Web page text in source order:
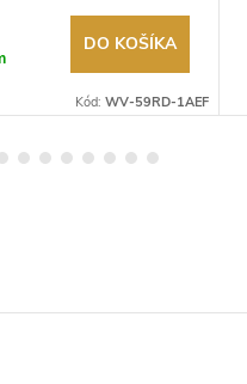
predajca.
DO KOŠÍKA
Kód: WV-59RD-1AEF